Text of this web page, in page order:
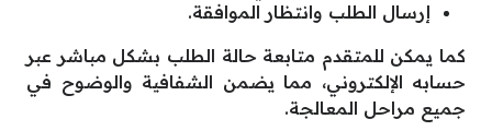
إرسال الطلب وانتظار الموافقة.
كما يمكن للمتقدم متابعة حالة الطلب بشكل مباشر عبر
حسابه الإلكتروني، مما يضمن الشفافية والوضوح في
جميع مراحل المعالجة.